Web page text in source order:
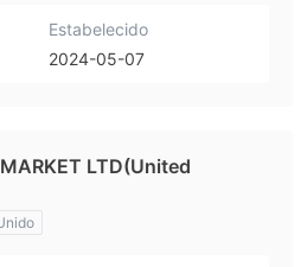
Estabelecido
2024-05-07
LTD(United